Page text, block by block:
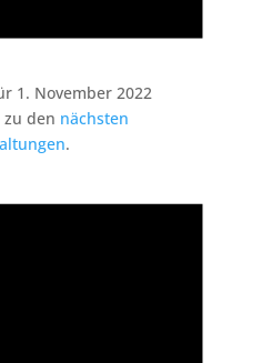
1. November 2022
zu den nächsten
.